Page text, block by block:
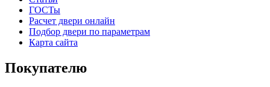
ГОСТы
Расчет двери онлайн
Подбор двери по параметрам
Карта сайта
Покупателю